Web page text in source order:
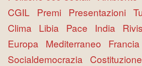
CGIL Premi Presentazioni
Clima Libia Pace India
Europa Mediterraneo Francia
Socialdemocrazia